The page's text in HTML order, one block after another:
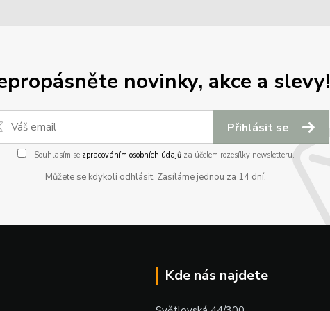
novinky, akce a slevy!
Přihlásit se
Souhlasím se zpracováním osobních údajůza účelem rozesílky newsletteru.
Můžete se kdykoli odhlásit. Zasíláme jednou za 14 dní.
Kde nás najdete